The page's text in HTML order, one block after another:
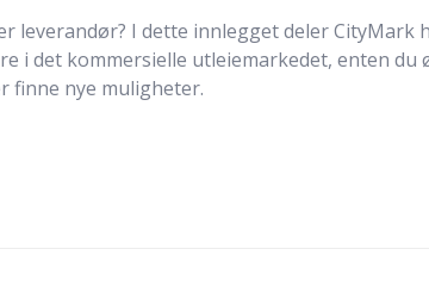
leverandør? I dette innlegget deler CityMark
i det kommersielle utleiemarkedet, enten du
finne nye muligheter.